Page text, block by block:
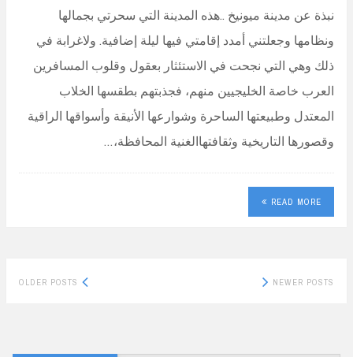
نبذة عن مدينة ميونيخ ..هذه المدينة التي سحرتي بجمالها
ونظامها وجعلتني أمدد إقامتي فيها ليلة إضافية. ولاغرابة في
ذلك وهي التي نجحت في الاستئثار بعقول وقلوب المسافرين
العرب خاصة الخليجيين منهم، فجذبتهم بطقسها الخلاب
المعتدل وطبيعتها الساحرة وشوارعها الأنيقة وأسواقها الراقية
وقصورها التاريخية وثقافتهاالغنية المحافظة،…
READ MORE
Posts
OLDER POSTS NEWER POSTS